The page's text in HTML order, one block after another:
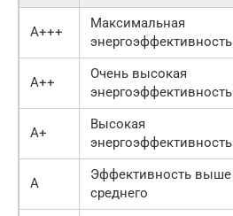
A+++
Максимальная
энергоэффективность
A++
Очень высокая
энергоэффективность
A+
Высокая
энергоэффективность
A
Эффективность выше
среднего